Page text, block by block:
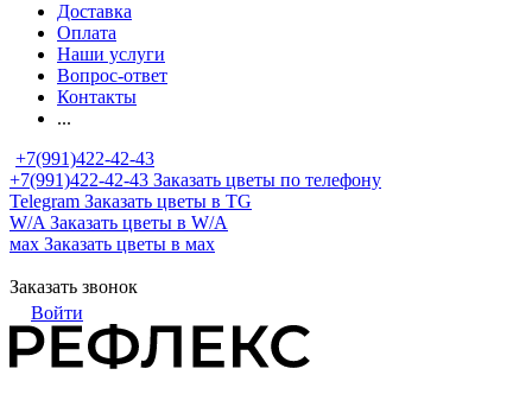
Доставка
Оплата
Наши услуги
Вопрос-ответ
Контакты
...
+7(991)422-42-43
+7(991)422-42-43 Заказать цветы по телефону
Telegram Заказать цветы в TG
W/A Заказать цветы в W/A
мах Заказать цветы в мах
Заказать звонок
Войти